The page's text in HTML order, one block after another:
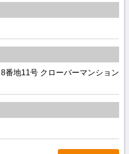
番地11号 クローバーマンション